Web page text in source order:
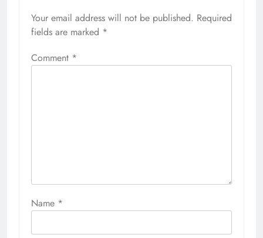
Your email address will not be published. Required
fields are marked *
Comment *
Name *